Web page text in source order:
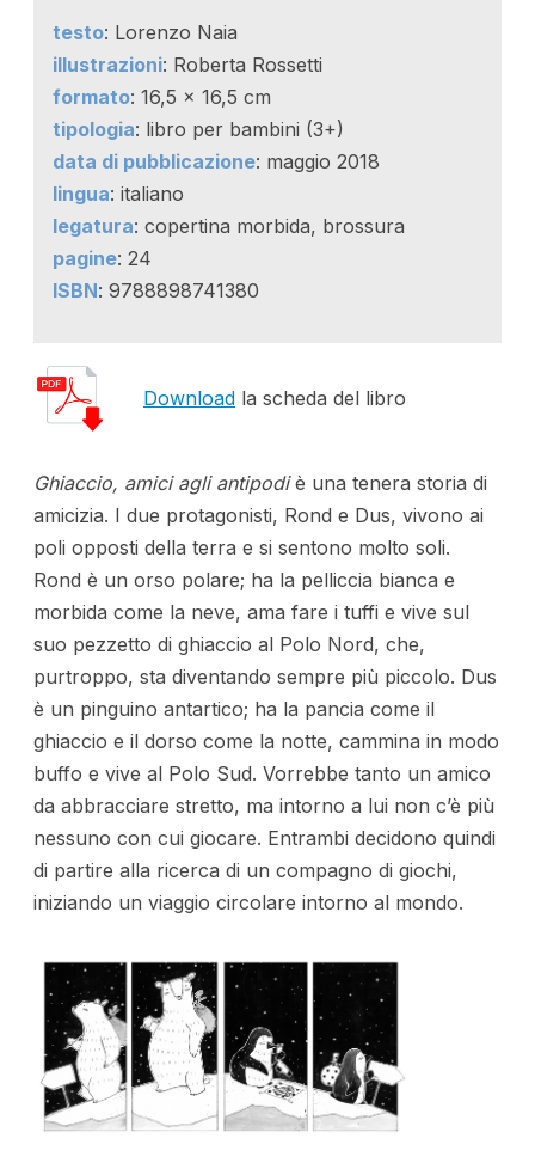
testo: Lorenzo Naia
illustrazioni: Roberta Rossetti
formato: 16,5 x 16,5 cm
tipologia: libro per bambini (3+)
data di pubblicazione: maggio 2018
lingua: italiano
legatura: copertina morbida, brossura
pagine: 24
ISBN: 9788898741380
Download la scheda del libro
Ghiaccio, amici agli antipodiè una tenera storia di
amicizia. I due protagonisti, Rond e Dus, vivono ai
poli opposti della terra e si sentono molto soli.
Rond è un orso polare; ha la pelliccia bianca e
morbida come la neve, ama fare i tuffi e vive sul
suo pezzetto di ghiaccio al Polo Nord, che,
purtroppo, sta diventando sempre più piccolo. Dus
è un pinguino antartico; ha la pancia come il
ghiaccio e il dorso come la notte, cammina in modo
buffo e vive al Polo Sud. Vorrebbe tanto un amico
da abbracciare stretto, ma intorno a lui non c’è più
nessuno con cui giocare. Entrambi decidono quindi
di partire alla ricerca di un compagno di giochi,
iniziando un viaggio circolare intorno al mondo.